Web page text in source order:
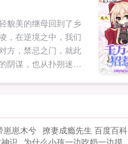
友...
貌美的继母回到了乡
，在逆境之中，我们
方，禁忌之门，就此
阴谋，也从扑朔迷离
崽崽木兮 撩妻成瘾先生 百度百科
识 为什么小孩一边吃奶一边摸